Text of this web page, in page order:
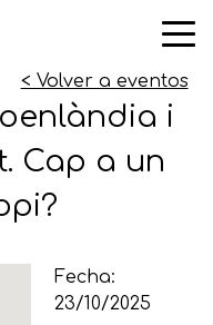
< Volver a eventos
i
Cap a un
Fecha:
23/10/2025